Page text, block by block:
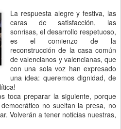
La respuesta alegre y festiva, las
caras de satisfacción, las
sonrisas, el desarrollo respetuoso,
es el comienzo de la
reconstrucción de la casa común
de valencianos y valencianas, que
con una sola voz han expresado
una idea: queremos dignidad, de
toca preparar la siguiente, porque
no sueltan la presa, no
Volverán a tener noticias nuestras,